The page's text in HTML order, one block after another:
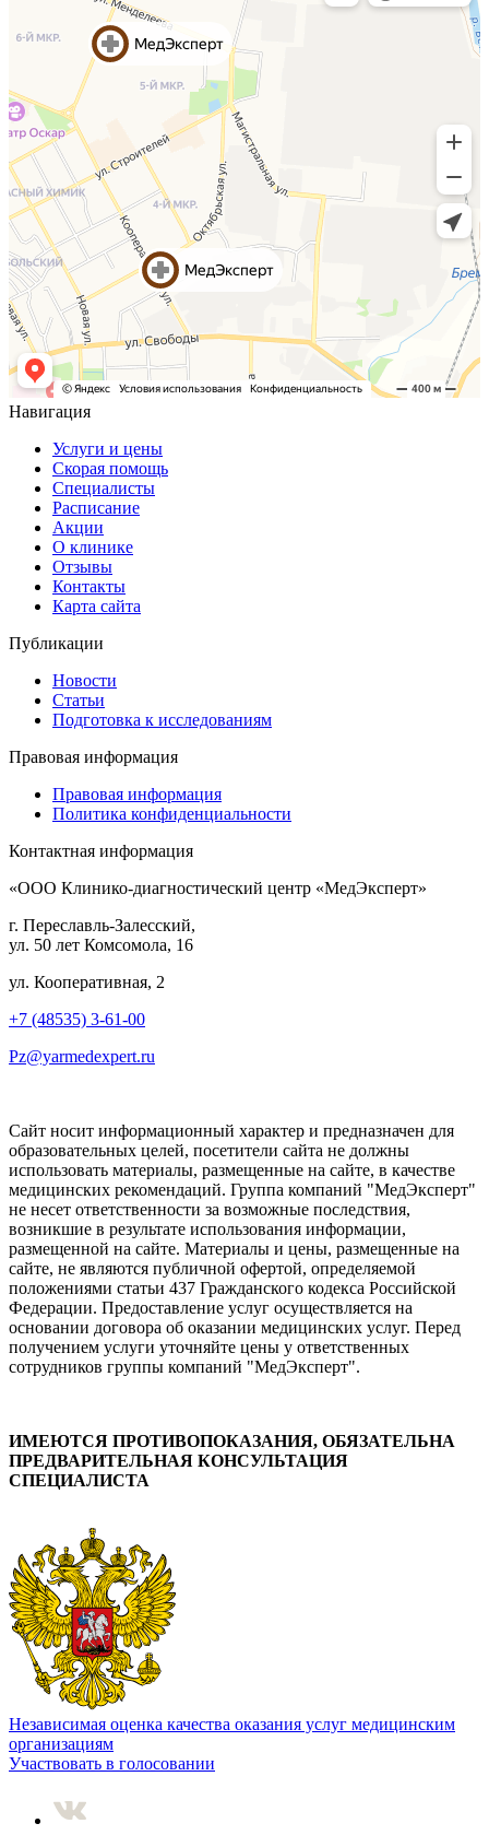
Навигация
Услуги и цены
Скорая помощь
Специалисты
Расписание
Акции
О клинике
Отзывы
Контакты
Карта сайта
Публикации
Новости
Статьи
Подготовка к исследованиям
Правовая информация
Правовая информация
Политика конфиденциальности
Контактная информация
«ООО Клинико-диагностический центр «МедЭксперт»
г. Переславль-Залесский,
ул. 50 лет Комсомола, 16
ул. Кооперативная, 2
+7 (48535) 3-61-00
Pz@yarmedexpert.ru
Сайт носит информационный характер и предназначен для
образовательных целей, посетители сайта не должны
использовать материалы, размещенные на сайте, в качестве
медицинских рекомендаций. Группа компаний "МедЭксперт"
не несет ответственности за возможные последствия,
возникшие в результате использования информации,
размещенной на сайте. Материалы и цены, размещенные на
сайте, не являются публичной офертой, определяемой
положениями статьи 437 Гражданского кодекса Российской
Федерации. Предоставление услуг осуществляется на
основании договора об оказании медицинских услуг. Перед
получением услуги уточняйте цены у ответственных
сотрудников группы компаний "МедЭксперт".
ИМЕЮТСЯ ПРОТИВОПОКАЗАНИЯ, ОБЯЗАТЕЛЬНА
ПРЕДВАРИТЕЛЬНАЯ КОНСУЛЬТАЦИЯ
СПЕЦИАЛИСТА
Независимая оценка качества оказания услуг медицинским
организациям
Участвовать в голосовании